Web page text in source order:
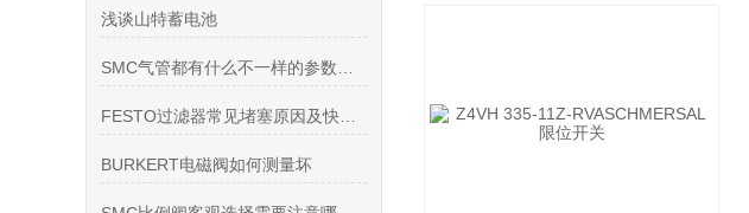
浅谈山特蓄电池
BURKERT电磁阀如何测量坏